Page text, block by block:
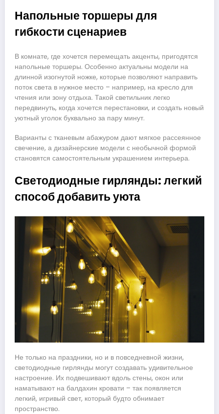
Напольные торшеры для
гибкости сценариев
В комнате, где хочется перемещать акценты, пригодятся
напольные торшеры. Особенно актуальны модели на
длинной изогнутой ножке, которые позволяют направить
поток света в нужное место – например, на кресло для
чтения или зону отдыха. Такой светильник легко
передвинуть, когда хочется перестановки, и создать новый
уютный уголок буквально за пару минут.
Варианты с тканевым абажуром дают мягкое рассеянное
свечение, а дизайнерские модели с необычной формой
становятся самостоятельным украшением интерьера.
Светодиодные гирлянды: легкий
способ добавить уюта
Не только на праздники, но и в повседневной жизни,
светодиодные гирлянды могут создавать удивительное
настроение. Их подвешивают вдоль стены, окон или
наматывают на балдахин кровати – так появляется
легкий, игривый свет, который будто обнимает
пространство.